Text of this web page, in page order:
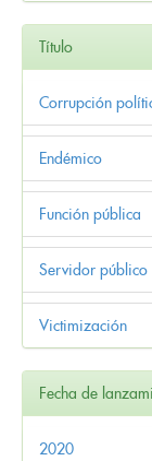
Título
Corrupción
Endémico
Función pública
Servidor público
Victimización
Fecha de
2020